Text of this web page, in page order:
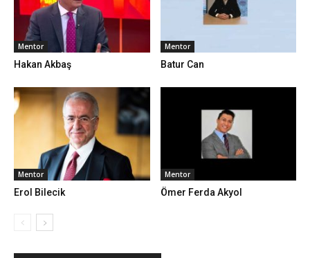
Mentor
Hakan Akbaş
Mentor
Batur Can
Mentor
Erol Bilecik
Mentor
Ömer Ferda Akyol